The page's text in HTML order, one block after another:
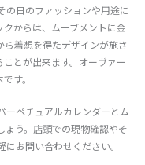
の日のファッションや用途に
からは、ムーブメントに金
着想を得たデザインが施さ
とが出来ます。オーヴァー
す。
ーペチュアルカレンダーとム
ょう。店頭での現物確認やそ
お問い合わせください。